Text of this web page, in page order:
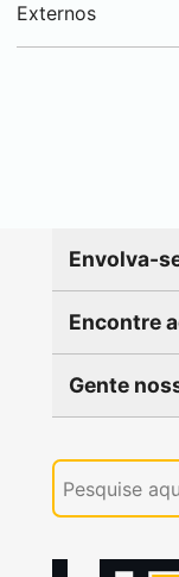
Externos
Envolva-
Encontre
Gente